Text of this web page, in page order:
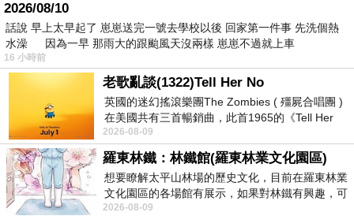
2026/08/10
話說 早上太早起了 崽崽送完一號去學校以後 回家第一件事 先洗個熱
水澡 因為一早 那雨大的跟颱風天沒兩樣 崽崽不過就上車
16 小時前
老歌亂談(1322)Tell Her No
英國的迷幻搖滾樂團The Zombies ( 殭屍合唱團 )
在美國共有三首暢銷曲，此首1965的《Tell Her
No》即為其中之一，在告示牌百大單曲
2026-08-09
羅東林鐵：林鐵館(羅東林業文化園區)
想要瞭解太平山林場的歷史文化，目前在羅東林業
文化園區的各場館有展示，如果對林鐵有興趣，可
以到林鐵館。 這裡展示從山下
2026-08-09